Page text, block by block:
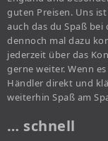
guten Preisen. Uns
auch das du Spaß bei
dennoch mal dazu
jederzeit über das
gerne weiter. Wenn
Händler direkt und
weiterhin Spaß am
… schnell